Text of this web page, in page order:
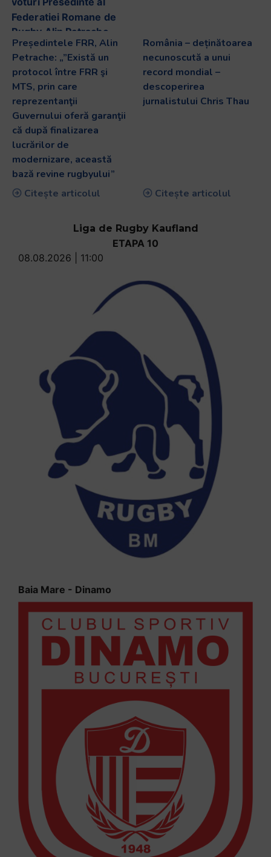
Președintele FRR, Alin
Petrache: „”Există un
protocol între FRR şi
MTS, prin care
reprezentanţii
Guvernului oferă garanţii
că după finalizarea
lucrărilor de
modernizare, această
bază revine rugbyului”
Citește articolul
România – deținătoarea
necunoscută a unui
record mondial –
descoperirea
jurnalistului Chris Thau
Citește articolul
Liga de Rugby Kaufland
ETAPA 10
08.08.2026 | 11:00
Baia Mare - Dinamo